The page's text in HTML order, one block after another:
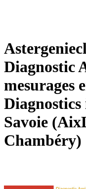
Diagnostic
mesurages
Savoie
Chambéry)